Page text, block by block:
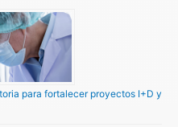
para fortalecer proyectos I+D y